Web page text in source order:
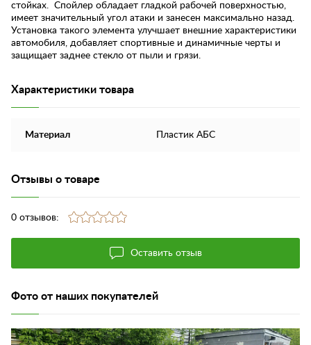
стойках. Спойлер обладает гладкой рабочей поверхностью,
имеет значительный угол атаки и занесен максимально назад.
Установка такого элемента улучшает внешние характеристики
автомобиля, добавляет спортивные и динамичные черты и
защищает заднее стекло от пыли и грязи.
Характеристики товара
Материал Пластик АБС
Отзывы о товаре
0 отзывов:
Оставить отзыв
Фото от наших покупателей